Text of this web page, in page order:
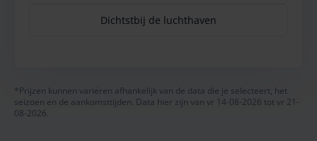
Dichtstbij de luchthaven
*Prijzen kunnen variëren afhankelijk van de data die je selecteert, het
seizoen en de aankomsttijden. Data hier zijn van vr 14-08-2026 tot vr 21-
08-2026.